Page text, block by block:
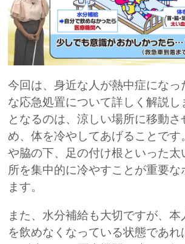
今回は、身近な人が熱中症になっ
な応急処置について詳しく解説し
となるのは、涼しい場所に移動さ
め、体を冷やしてあげることで
や脇の下、足の付け根といった
所を集中的に冷やすことが重要な
ます。
また、水分補給も大切ですが、
を飲めなくなっている状態であれ